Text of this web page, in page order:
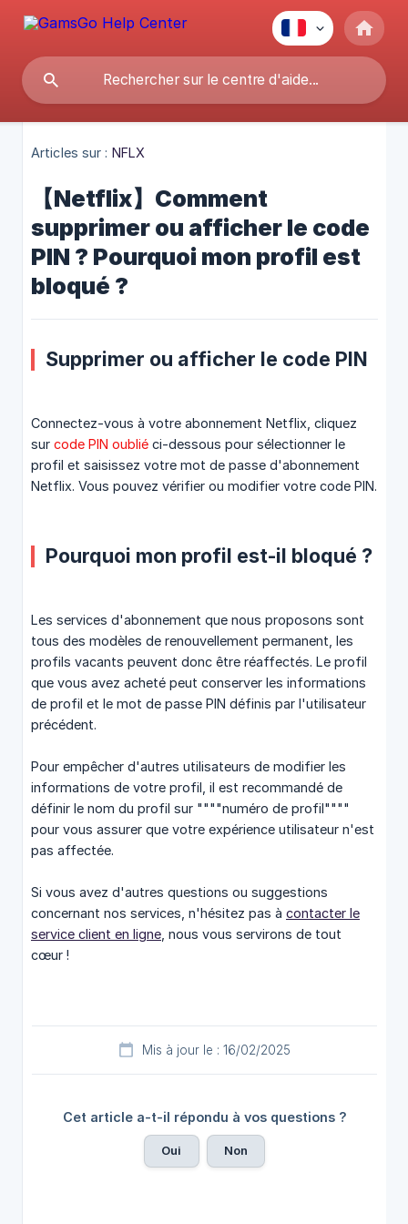
Articles sur : NFLX
【Netflix】Comment
supprimer ou afficher le code
PIN ? Pourquoi mon profil est
bloqué ?
Supprimer ou afficher le code PIN
Connectez-vous à votre abonnement Netflix, cliquez
sur code PIN oublié ci-dessous pour sélectionner le
profil et saisissez votre mot de passe d'abonnement
Netflix. Vous pouvez vérifier ou modifier votre code PIN.
Pourquoi mon profil est-il bloqué ?
Les services d'abonnement que nous proposons sont
tous des modèles de renouvellement permanent, les
profils vacants peuvent donc être réaffectés. Le profil
que vous avez acheté peut conserver les informations
de profil et le mot de passe PIN définis par l'utilisateur
précédent.
Pour empêcher d'autres utilisateurs de modifier les
informations de votre profil, il est recommandé de
définir le nom du profil sur """"numéro de profil""""
pour vous assurer que votre expérience utilisateur n'est
pas affectée.
Si vous avez d'autres questions ou suggestions
concernant nos services, n'hésitez pas à contacter le
service client en ligne , nous vous servirons de tout
cœur !
Mis à jour le : 16/02/2025
Cet article a-t-il répondu à vos questions ?
Oui Non